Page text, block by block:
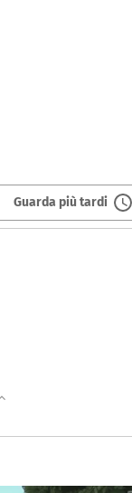
Guarda più tardi